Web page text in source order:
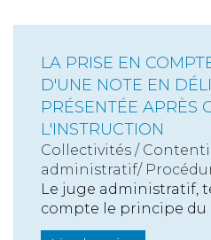
LA PRISE EN
D'UNE NOTE EN
PRÉSENTÉE APRÈS
L'INSTRUCTION
Collectivités /
administratif/
Le juge administratif,
compte le principe du